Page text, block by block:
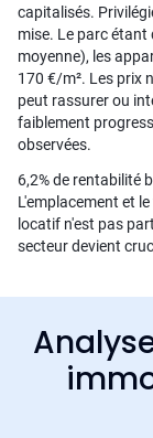
capitalisés.
mise. Le parc étant
moyenne), les
170 €/m². Les prix
peut rassurer ou
faiblement
observées.
6,2% de rentabilité
L'emplacement et
locatif n'est pas
secteur devient